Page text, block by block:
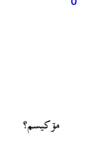
مۊ کيسم؟